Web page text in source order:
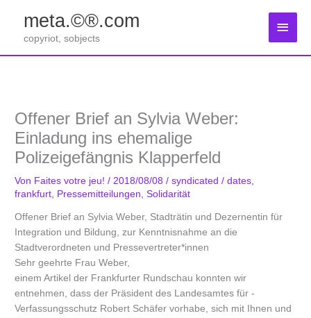
springen
meta.©®.com
copyriot, sobjects
Offener Brief an Sylvia Weber:
Einladung ins ehemalige
Polizeigefängnis Klapperfeld
Von Faites votre jeu!/ 2018/08/08/syndicated /dates
frankfurt Pressemitteilungen ,Solidarität
Offener Brief an Sylvia Weber, Stadträtin und Dezernentin für
Integration und Bildung, zur Kenntnisnahme an die
Stadtverordneten und Pressevertreter*innen
Sehr geehrte Frau Weber,
einem Artikel der Frankfurter Rundschau konnten wir
entnehmen, dass der Präsident des Landesamtes für ­
Verfassungsschutz Robert Schäfer vorhabe, sich mit Ihnen und